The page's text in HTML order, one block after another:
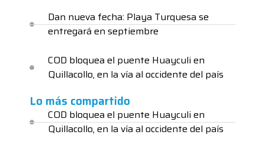
Dan nueva fecha: Playa Turquesa se
entregará en septiembre
COD bloquea el puente Huayculi en
Quillacollo, en la vía al occidente del país
Lo más compartido
COD bloquea el puente Huayculi en
Quillacollo, en la vía al occidente del país